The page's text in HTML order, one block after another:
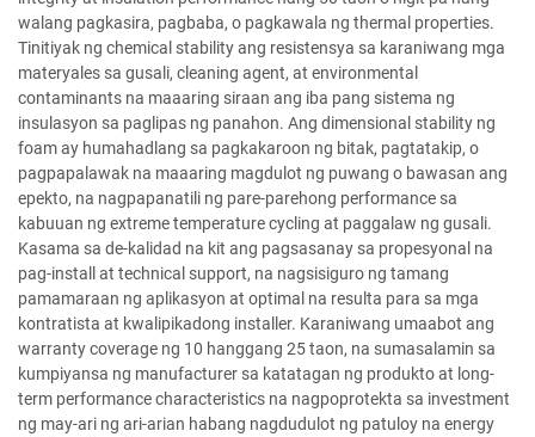
walang pagkasira, pagbaba, o pagkawala ng thermal properties.
Tinitiyak ng chemical stability ang resistensya sa karaniwang mga
materyales sa gusali, cleaning agent, at environmental
contaminants na maaaring siraan ang iba pang sistema ng
insulasyon sa paglipas ng panahon. Ang dimensional stability ng
foam ay humahadlang sa pagkakaroon ng bitak, pagtatakip, o
pagpapalawak na maaaring magdulot ng puwang o bawasan ang
epekto, na nagpapanatili ng pare-parehong performance sa
kabuuan ng extreme temperature cycling at paggalaw ng gusali.
Kasama sa de-kalidad na kit ang pagsasanay sa propesyonal na
pag-install at technical support, na nagsisiguro ng tamang
pamamaraan ng aplikasyon at optimal na resulta para sa mga
kontratista at kwalipikadong installer. Karaniwang umaabot ang
warranty coverage ng 10 hanggang 25 taon, na sumasalamin sa
kumpiyansa ng manufacturer sa katatagan ng produkto at long-
term performance characteristics na nagpoprotekta sa investment
ng may-ari ng ari-arian habang nagdudulot ng patuloy na energy